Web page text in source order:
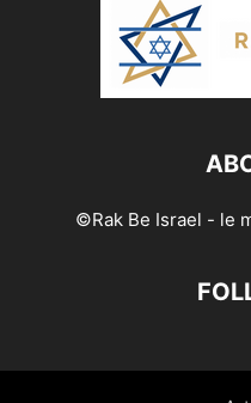
©Rak Be Israel - le